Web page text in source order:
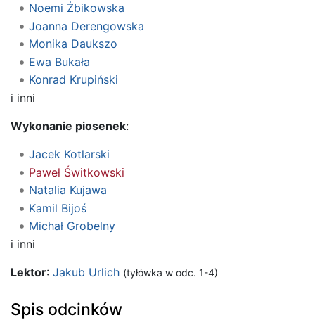
Noemi Żbikowska
Joanna Derengowska
Monika Daukszo
Ewa Bukała
Konrad Krupiński
i inni
Wykonanie piosenek:
Jacek Kotlarski
Paweł Świtkowski
Natalia Kujawa
Kamil Bijoś
Michał Grobelny
i inni
Lektor: Jakub Urlich (tyłówka w odc. 1-4)
Spis odcinków